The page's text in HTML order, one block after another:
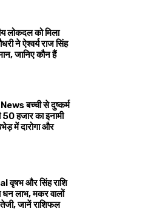
लोकदल को मिला
ने ऐश्वर्य राज सिंह
जानिए कौन हैं
बच्ची से दुष्कर्म
50 हजार का इनामी
में दारोगा और
और सिंह राशि
धन लाभ, मकर वालों
जानें राशिफल